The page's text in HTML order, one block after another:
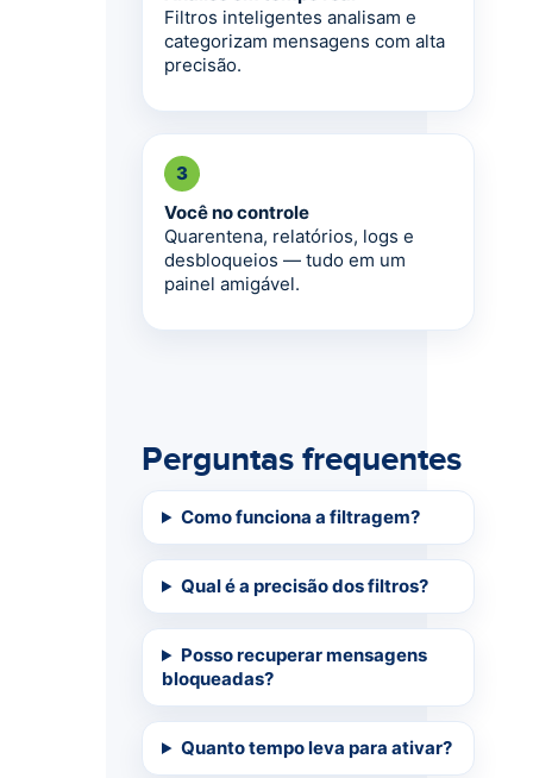
Filtros inteligentes analisam e
categorizam mensagens com alta
precisão.
3
Você no controle
Quarentena, relatórios, logs e
desbloqueios — tudo em um
painel amigável.
Perguntas frequentes
Como funciona a filtragem?
Qual é a precisão dos filtros?
Posso recuperar mensagens
bloqueadas?
Quanto tempo leva para ativar?